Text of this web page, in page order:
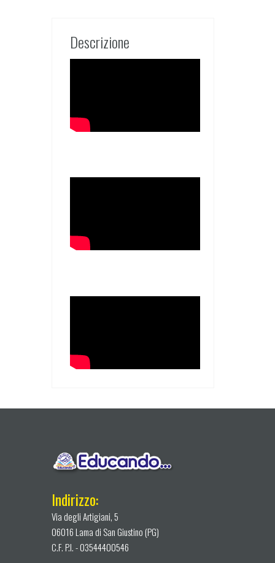
Descrizione
Indirizzo:
Via degli Artigiani, 5
06016 Lama di San Giustino (PG)
C.F. P.I. - 03544400546